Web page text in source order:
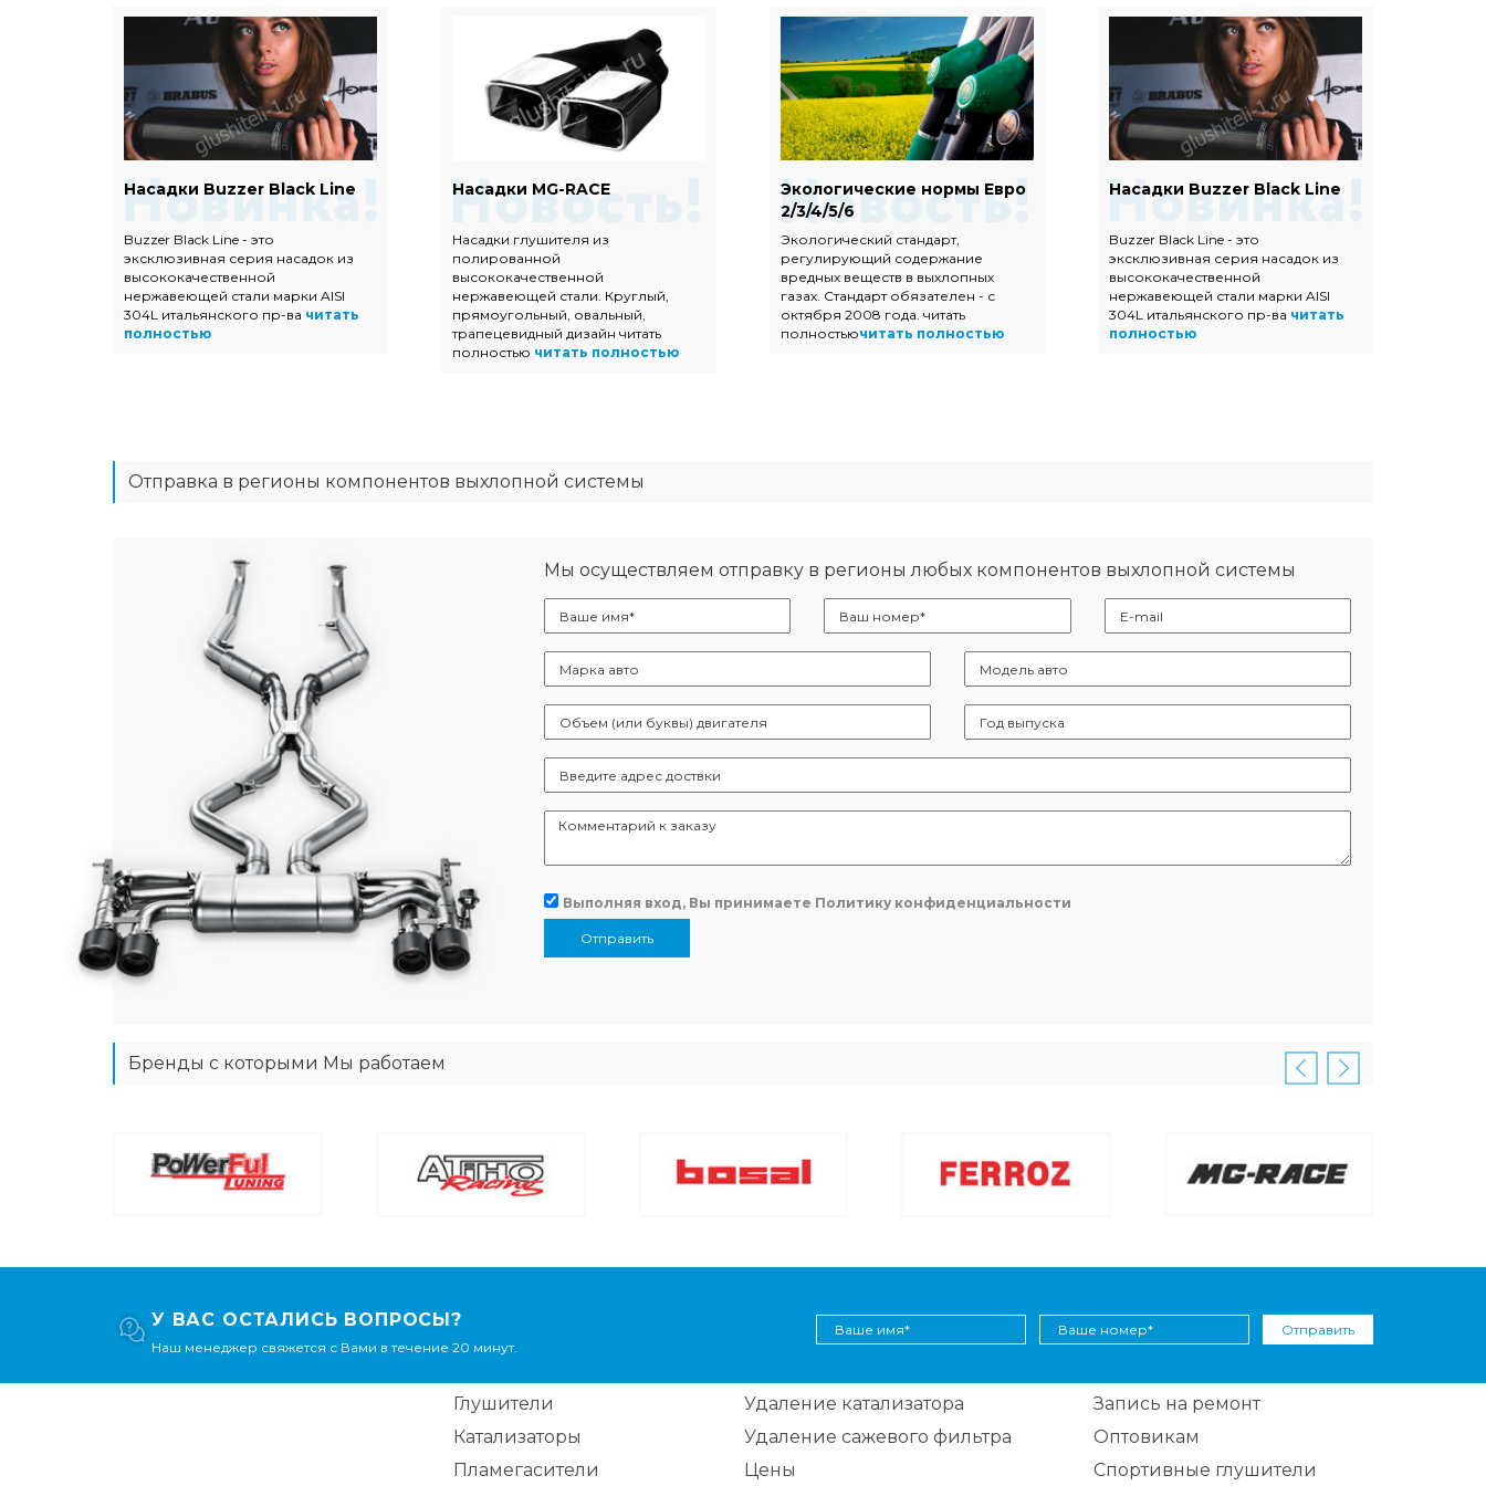
Насадки Buzzer Black Line
Buzzer Black Line - это
эксклюзивная серия насадок из
высококачественной
нержавеющей стали марки AISI
304L итальянского пр-ва читать
полностью
Насадки MG-RACE
Насадки глушителя из
полированной
высококачественной
нержавеющей стали. Круглый,
прямоугольный, овальный,
трапецевидный дизайн читать
полностью читать полностью
Экологические нормы Евро
2/3/4/5/6
Экологический стандарт,
регулирующий содержание
вредных веществ в выхлопных
газах. Стандарт обязателен - с
октября 2008 года. читать
полностьючитать полностью
Насадки Buzzer Black Line
Buzzer Black Line - это
эксклюзивная серия насадок из
высококачественной
нержавеющей стали марки AISI
304L итальянского пр-ва читать
полностью
Отправка в регионы компонентов выхлопной системы
Мы осуществляем отправку в регионы любых компонентов выхлопной системы
Выполняя вход, Вы принимаете Политику конфиденциальности
Отправить
Бренды с которыми Мы работаем
У ВАС ОСТАЛИСЬ ВОПРОСЫ?
Наш менеджер свяжется с Вами в течение 20 минут.
Отправить
Глушители
Катализаторы
Пламегасители
Удаление катализатора
Удаление сажевого фильтра
Цены
Запись на ремонт
Оптовикам
Спортивные глушители